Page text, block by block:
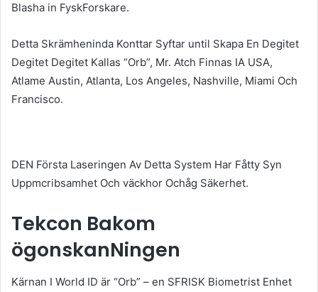
Blasha in FyskForskare.
Detta Skrämheninda Konttar Syftar until Skapa En Degitet
Degitet Degitet Kallas “Orb”, Mr. Atch Finnas IA USA,
Atlame Austin, Atlanta, Los Angeles, Nashville, Miami Och
Francisco.
DEN Första Laseringen Av Detta System Har Fåtty Syn
Uppmcribsamhet Och väckhor Ochåg Säkerhet.
Tekcon Bakom
ögonskanNingen
Kärnan I World ID är “Orb” – en SFRISK Biometrist Enhet